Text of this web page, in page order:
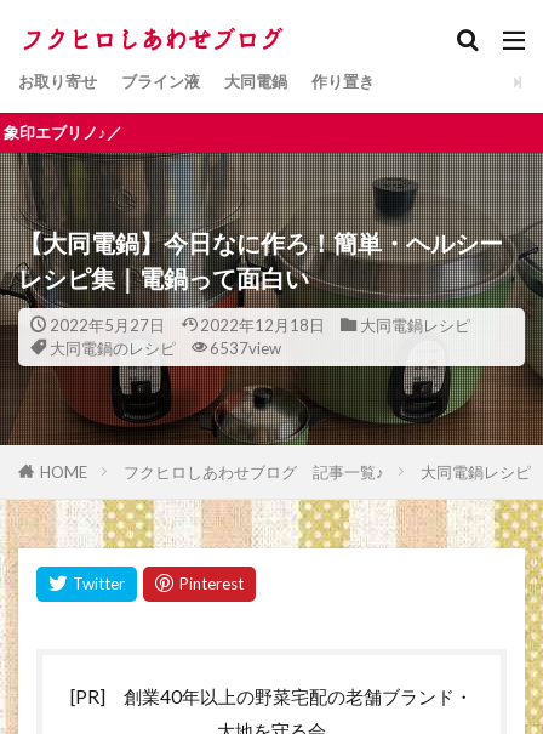
お取り寄せ ブライン液 大同電鍋 作り置き
【大同電鍋】今日なに作ろ！簡単・ヘルシー
レシピ集｜電鍋って面白い
2022年5月27日 2022年12月18日
大同電鍋レシピ
大同電鍋のレシピ
6537view
HOME フクヒロしあわせブログ 記事一覧♪ 大同電鍋レシピ
[PR] 創業40年以上の野菜宅配の老舗ブランド・